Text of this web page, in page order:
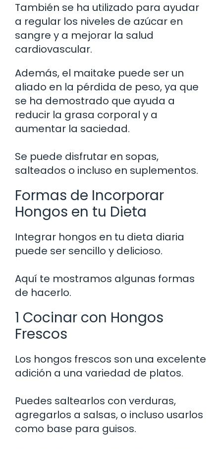
También se ha utilizado para ayudar
a regular los niveles de azúcar en
sangre y a mejorar la salud
cardiovascular.
Además, el maitake puede ser un
aliado en la pérdida de peso, ya que
se ha demostrado que ayuda a
reducir la grasa corporal y a
aumentar la saciedad.
Se puede disfrutar en sopas,
salteados o incluso en suplementos.
Formas de Incorporar
Hongos en tu Dieta
Integrar hongos en tu dieta diaria
puede ser sencillo y delicioso.
Aquí te mostramos algunas formas
de hacerlo.
1 Cocinar con Hongos
Frescos
Los hongos frescos son una excelente
adición a una variedad de platos.
Puedes saltearlos con verduras,
agregarlos a salsas, o incluso usarlos
como base para guisos.